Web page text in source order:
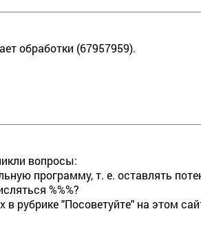
обработки (67957959).
вопросы:
программу, т. е. оставлять
%%%?
рубрике "Посоветуйте" на этом